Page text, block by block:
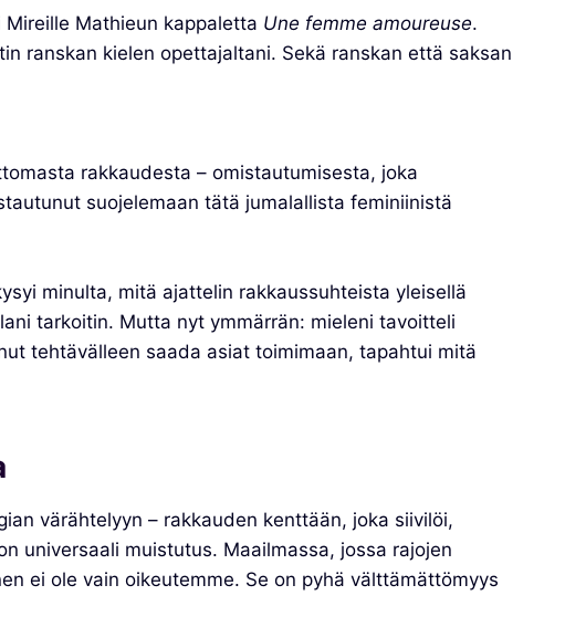
Mathieun kappaletta Une femme amoureuse.
ranskan kielen opettajaltani. Sekä ranskan että saksan
rakkaudesta – omistautumisesta, joka
suojelemaan tätä jumalallista feminiinistä
minulta, mitä ajattelin rakkaussuhteista yleisellä
tarkoitin. Mutta nyt ymmärrän: mieleni tavoitteli
tehtävälleen saada asiat toimimaan, tapahtui mitä
värähtelyyn – rakkauden kenttään, joka siivilöi,
universaali muistutus. Maailmassa, jossa rajojen
ei ole vain oikeutemme. Se on pyhä välttämättömyys